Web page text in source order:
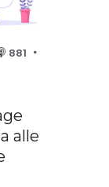
881
alle